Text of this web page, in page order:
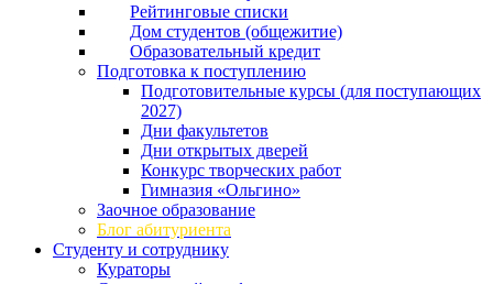
Рейтинговые списки
Дом студентов (общежитие)
Образовательный кредит
Подготовка к поступлению
Подготовительные курсы (для поступающих
2027)
Дни факультетов
Дни открытых дверей
Конкурс творческих работ
Гимназия «Ольгино»
Заочное образование
Блог абитуриента
Студенту и сотруднику
Кураторы